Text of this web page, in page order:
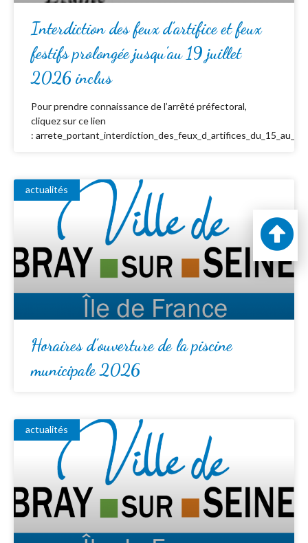
Interdiction des feux d’artifice et feux
festifs prolongée jusqu’au 19 juillet
2026 inclus
Pour prendre connaissance de l’arrêté préfectoral,
cliquez sur ce lien
:
actualités
Horaires d’ouverture de la piscine
municipale 2026
actualités